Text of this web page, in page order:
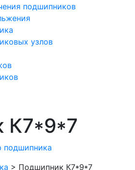
подшипников
узлов
К7*9*7
подшипника
> Подшипник К7*9*7